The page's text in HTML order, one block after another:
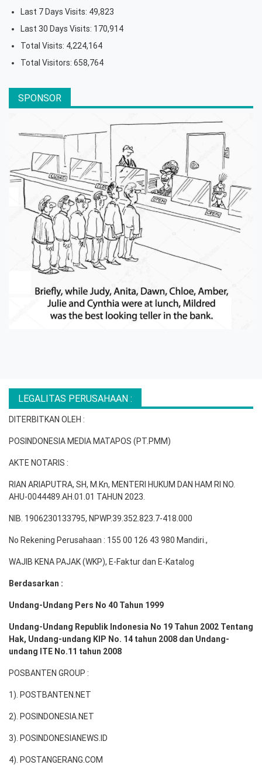
Last 7 Days Visits: 49,823
Last 30 Days Visits: 170,914
Total Visits: 4,224,164
Total Visitors: 658,764
SPONSOR
LEGALITAS PERUSAHAAN :
DITERBITKAN OLEH :
POSINDONESIA MEDIA MATAPOS (PT.PMM)
AKTE NOTARIS :
RIAN ARIAPUTRA, SH, M.Kn, MENTERI HUKUM DAN HAM RI NO.
AHU-0044489.AH.01.01 TAHUN 2023.
NIB. 1906230133795, NPWP.39.352.823.7-418.000
No Rekening Perusahaan : 155 00 126 43 980 Mandiri.,
WAJIB KENA PAJAK (WKP), E-Faktur dan E-Katalog
Berdasarkan :
Undang-Undang Pers No 40 Tahun 1999
Undang-Undang Republik Indonesia No 19 Tahun 2002 Tentang
Hak, Undang-undang KIP No. 14 tahun 2008 dan Undang-
undang ITE No.11 tahun 2008
POSBANTEN GROUP :
1). POSTBANTEN.NET
2). POSINDONESIA.NET
3). POSINDONESIANEWS.ID
4). POSTANGERANG.COM